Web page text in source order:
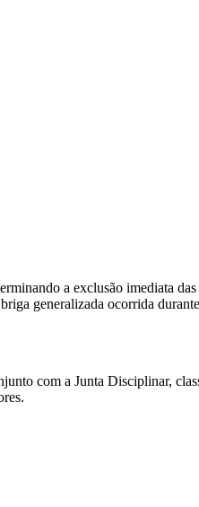
a exclusão imediata
generalizada ocorrida
com a Junta Disciplinar,